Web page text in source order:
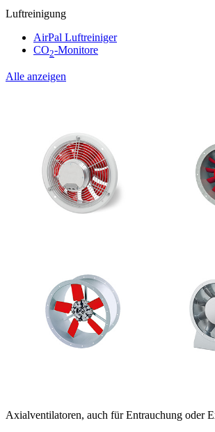
Luftreinigung
AirPal Luftreiniger
CO2-Monitore
Alle anzeigen
Axialventilatoren, auch für Entrauchung oder